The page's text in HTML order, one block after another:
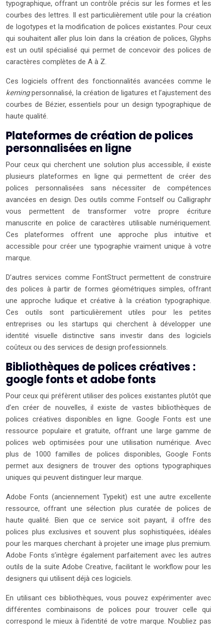
typographique, offrant un contrôle précis sur les formes et les
courbes des lettres. Il est particulièrement utile pour la création
de logotypes et la modification de polices existantes. Pour ceux
qui souhaitent aller plus loin dans la création de polices, Glyphs
est un outil spécialisé qui permet de concevoir des polices de
caractères complètes de A à Z.
Ces logiciels offrent des fonctionnalités avancées comme le
kerningpersonnalisé, la création de ligatures et l’ajustement des
courbes de Bézier, essentiels pour un design typographique de
haute qualité.
Plateformes de création de polices
personnalisées en ligne
Pour ceux qui cherchent une solution plus accessible, il existe
plusieurs plateformes en ligne qui permettent de créer des
polices personnalisées sans nécessiter de compétences
avancées en design. Des outils comme Fontself ou Calligraphr
vous permettent de transformer votre propre écriture
manuscrite en police de caractères utilisable numériquement.
Ces plateformes offrent une approche plus intuitive et
accessible pour créer une typographie vraiment unique à votre
marque.
D’autres services comme FontStruct permettent de construire
des polices à partir de formes géométriques simples, offrant
une approche ludique et créative à la création typographique.
Ces outils sont particulièrement utiles pour les petites
entreprises ou les startups qui cherchent à développer une
identité visuelle distinctive sans investir dans des logiciels
coûteux ou des services de design professionnels.
Bibliothèques de polices créatives :
google fonts et adobe fonts
Pour ceux qui préfèrent utiliser des polices existantes plutôt que
d’en créer de nouvelles, il existe de vastes bibliothèques de
polices créatives disponibles en ligne. Google Fonts est une
ressource populaire et gratuite, offrant une large gamme de
polices web optimisées pour une utilisation numérique. Avec
plus de 1000 familles de polices disponibles, Google Fonts
permet aux designers de trouver des options typographiques
uniques qui peuvent distinguer leur marque.
Adobe Fonts (anciennement Typekit) est une autre excellente
ressource, offrant une sélection plus curatée de polices de
haute qualité. Bien que ce service soit payant, il offre des
polices plus exclusives et souvent plus sophistiquées, idéales
pour les marques cherchant à projeter une image plus premium.
Adobe Fonts s’intègre également parfaitement avec les autres
outils de la suite Adobe Creative, facilitant le workflow pour les
designers qui utilisent déjà ces logiciels.
En utilisant ces bibliothèques, vous pouvez expérimenter avec
différentes combinaisons de polices pour trouver celle qui
correspond le mieux à l’identité de votre marque. N’oubliez pas